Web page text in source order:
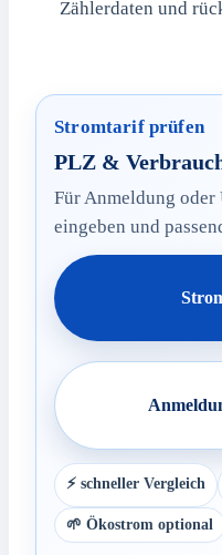
Zählerdaten und
Stromtarif prüfen
PLZ &
Für Anmeldung
eingeben und
⚡ schneller Vergleich
🌱 Ökostrom optional